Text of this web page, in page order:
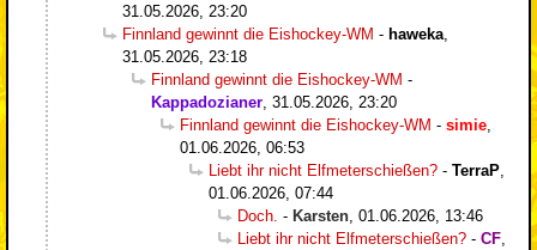
31.05.2026, 23:20
Finnland gewinnt die Eishockey-WM - haweka
31.05.2026, 23:18
Finnland gewinnt die Eishockey-WM -
Kappadozianer 31.05.2026, 23:20
Finnland gewinnt die Eishockey-WM - simie
01.06.2026, 06:53
Liebt ihr nicht Elfmeterschießen? - TerraP
01.06.2026, 07:44
Doch. - Karsten 01.06.2026, 13:46
Liebt ihr nicht Elfmeterschießen? - CF